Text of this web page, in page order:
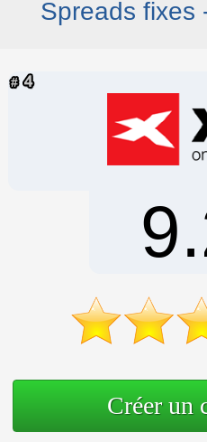
Spreads fixes
Créer un